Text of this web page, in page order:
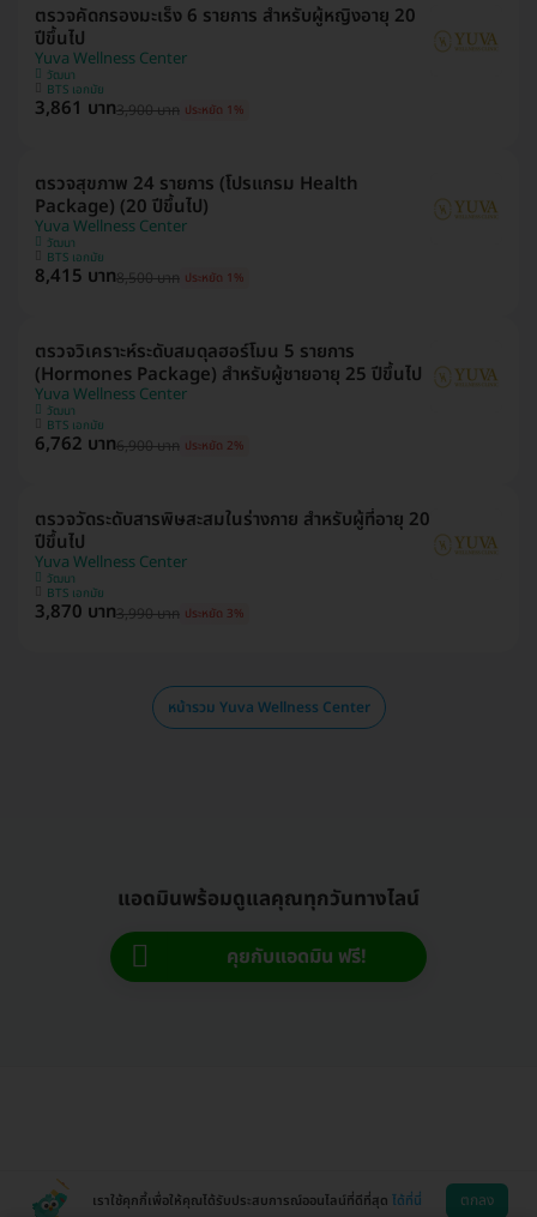
ตรวจคัดกรองมะเร็ง 6 รายการ สำหรับผู้หญิงอายุ 20
ปีขึ้นไป
Yuva Wellness Center
วัฒนา
BTS เอกมัย
3,861 บาท3,900 บาท ประหยัด 1%
ตรวจสุขภาพ 24 รายการ (โปรแกรม Health
Package) (20 ปีขึ้นไป)
Yuva Wellness Center
วัฒนา
BTS เอกมัย
8,415 บาท8,500 บาท ประหยัด 1%
ตรวจวิเคราะห์ระดับสมดุลฮอร์โมน 5 รายการ
(Hormones Package) สำหรับผู้ชายอายุ 25 ปีขึ้นไป
Yuva Wellness Center
วัฒนา
BTS เอกมัย
6,762 บาท6,900 บาท ประหยัด 2%
ตรวจวัดระดับสารพิษสะสมในร่างกาย สำหรับผู้ที่อายุ 20
ปีขึ้นไป
Yuva Wellness Center
วัฒนา
BTS เอกมัย
3,870 บาท3,990 บาท ประหยัด 3%
หน้ารวม Yuva Wellness Center
แอดมินพร้อมดูแลคุณทุกวันทางไลน์
คุยกับแอดมิน ฟรี!
เราใช้คุกกี้เพื่อให้คุณได้รับประสบการณ์ออนไลน์ที่ดีที่สุด ได้ที่นี่ ตกลง